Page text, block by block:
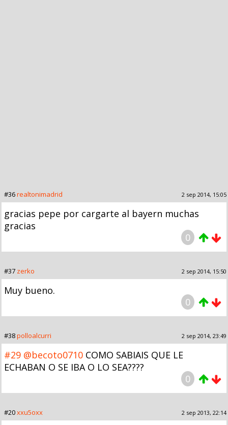
#36realtonimadrid 2 sep 2014, 15:05
gracias pepe por cargarte al bayern muchas
gracias
0
#37 zerko 2 sep 2014, 15:50
Muy bueno.
0
#38polloalcurri 2 sep 2014, 23:49
#29 @becoto0710 COMO SABIAIS QUE LE
ECHABAN O SE IBA O LO SEA????
0
#20xxu5oxx 2 sep 2013, 22:14